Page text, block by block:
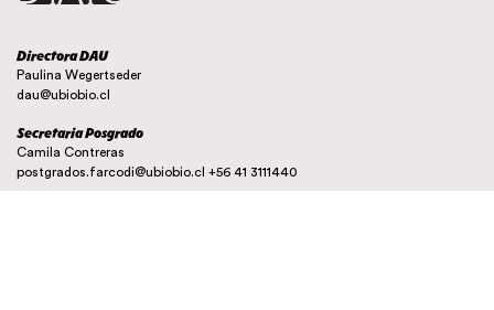
Directora DAU
Paulina Wegertseder
dau@ubiobio.cl
Secretaria Posgrado
Camila Contreras
postgrados.farcodi@ubiobio.cl +56 41 3111440